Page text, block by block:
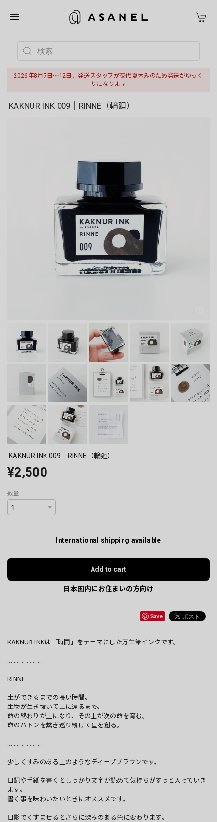
2026年8月7日〜12日、発送スタッフが交代夏休みのため発送がゆっく
りになります
KAKNUR INK 009｜RINNE（輪廻）
KAKNUR INK 009｜RINNE（輪廻）
¥2,500
数量
International shipping available
Add to cart
日本国内にお住まいの方向け
Save
KAKNUR INKは「時間」をテーマにした万年筆インクです。
......................
RINNE
土ができるまでの長い時間。
生物が生き抜いて土に還るまで。
命の終わりが土になり、その土が次の命を育む。
命のバトンを繋ぎ巡り続けて星を創る。
......................
少しくすみのある土のようなディープブラウンです。
日記や手紙を書くとしっかり文字が読めて気持ちがすっと入っていき
ます。
書く事を味わいたいときにオススメです。
日影でくすませるとさらに深みのある色に変わります。